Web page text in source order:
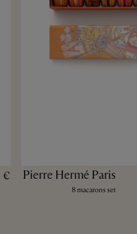
€ Pierre Hermé Paris
8 macarons set